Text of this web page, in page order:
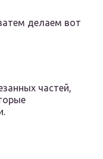
делаем вот
частей,